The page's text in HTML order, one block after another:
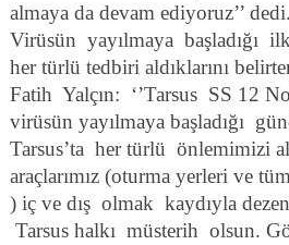
almaya da devam ediyoruz’’ dedi.
Virüsün yayılmaya başladığı ilk
her türlü tedbiri aldıklarını
Fatih Yalçın: ‘’Tarsus SS 12
virüsün yayılmaya başladığı
Tarsus’ta her türlü önlemimizi
araçlarımız (oturma yerleri ve
) iç ve dış olmak kaydıyla
Tarsus halkı müsterih olsun.